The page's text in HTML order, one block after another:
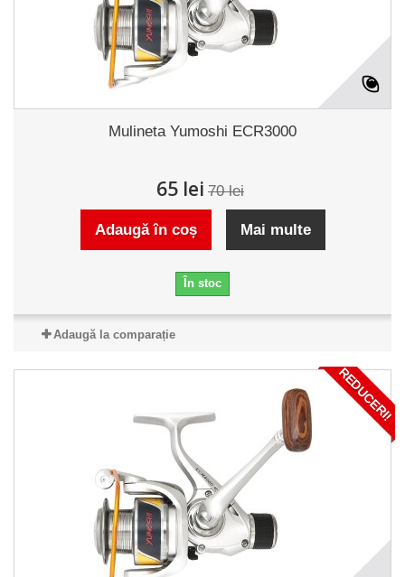
Mulineta Yumoshi ECR3000
65 lei 70 lei
Adaugă în coș Mai multe
În stoc
Adaugă la comparație
REDUCERI!